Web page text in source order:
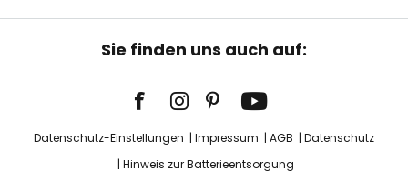
Sie finden uns auch auf:
Datenschutz-Einstellungen Impressum AGB
Datenschutz
Hinweis zur Batterieentsorgung